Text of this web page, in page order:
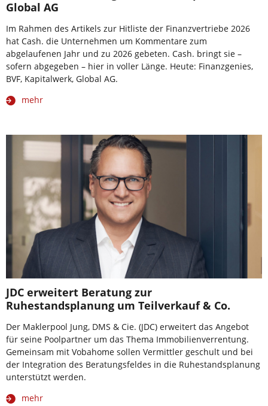
Global AG
Im Rahmen des Artikels zur Hitliste der Finanzvertriebe 2026
hat Cash. die Unternehmen um Kommentare zum
abgelaufenen Jahr und zu 2026 gebeten. Cash. bringt sie –
sofern abgegeben – hier in voller Länge. Heute: Finanzgenies,
BVF, Kapitalwerk, Global AG.
mehr
JDC erweitert Beratung zur
Ruhestandsplanung um Teilverkauf & Co.
Der Maklerpool Jung, DMS & Cie. (JDC) erweitert das Angebot
für seine Poolpartner um das Thema Immobilienverrentung.
Gemeinsam mit Vobahome sollen Vermittler geschult und bei
der Integration des Beratungsfeldes in die Ruhestandsplanung
unterstützt werden.
mehr